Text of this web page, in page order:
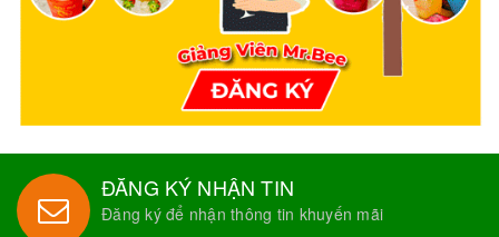
ĐĂNG KÝ NHẬN TIN
Đăng ký để nhận thông tin khuyến mãi